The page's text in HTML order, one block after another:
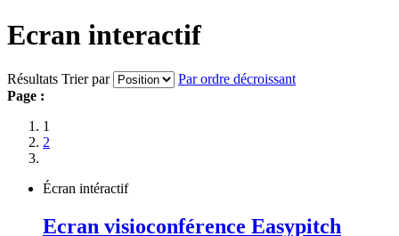
Ecran interactif
Résultats Trier par
Par ordre décroissant
Page :
1
2
Écran intéractif
Ecran visioconférence Easypitch